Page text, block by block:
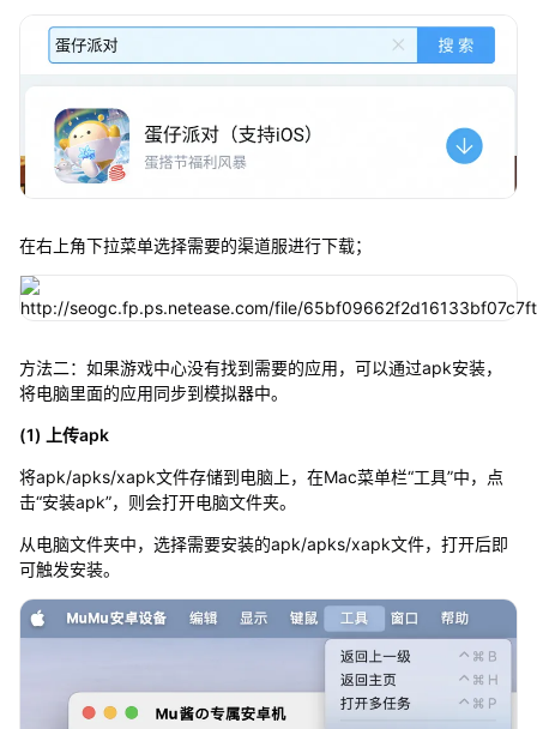
在右上角下拉菜单选择需要的渠道服进行下载；
方法二：如果游戏中心没有找到需要的应用，可以通过apk安装，
将电脑里面的应用同步到模拟器中。
(1) 上传apk
将apk/apks/xapk文件存储到电脑上，在Mac菜单栏“工具”中，点
击“安装apk”，则会打开电脑文件夹。
从电脑文件夹中，选择需要安装的apk/apks/xapk文件，打开后即
可触发安装。